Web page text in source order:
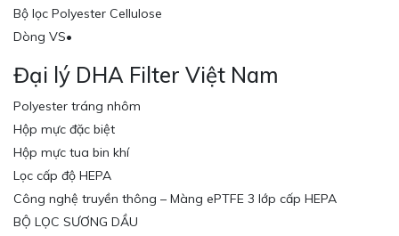
Bộ lọc Polyester Cellulose
Dòng VS•
Đại lý DHA Filter Việt Nam
Polyester tráng nhôm
Hộp mực đặc biệt
Hộp mực tua bin khí
Lọc cấp độ HEPA
Công nghệ truyền thông – Màng ePTFE 3 lớp cấp HEPA
BỘ LỌC SƯƠNG DẦU